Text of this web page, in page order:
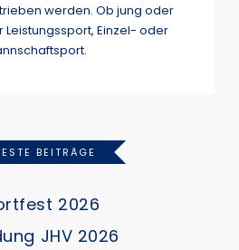
werden. Ob jung oder
Leistungssport, Einzel- oder
BEITRÄGE
2026
JHV 2026